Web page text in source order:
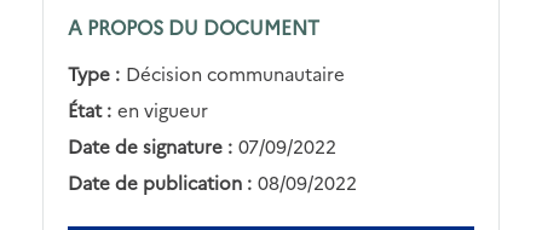
A PROPOS DU DOCUMENT
Type : Décision communautaire
État : en vigueur
Date de signature : 07/09/2022
Date de publication : 08/09/2022